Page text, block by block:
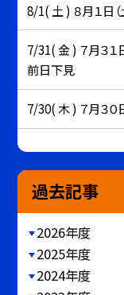
8/1( 土 ) ８月１日
7/31( 金 ) ７月３１
前日下見
7/30( 木 ) ７月３０
過去記事
2026年度
2025年度
2024年度